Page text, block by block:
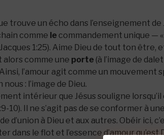
trouve un écho dans l’enseignement de
comme le commandement unique —
1:25). Aime Dieu de tout ton
alors comme une porte (à l’image de
l’amour agit comme un mouvement
: l’image de Dieu.
intérieur que Jésus souligne
10). Il ne s’agit pas de se conformer à
d’union à Dieu et aux autres. Obéir ici,
dans le flot et l’essence d’amour qu’est